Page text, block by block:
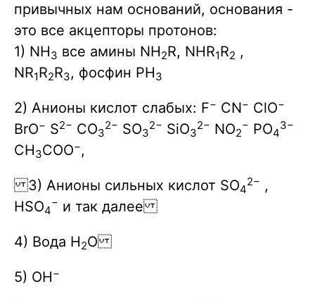
привычных нам оснований, основания -
это все акцепторы протонов:
1) NH3 все амины NH2R, NHR1R2 ,
NR1R2R3, фосфин PH3
2) Анионы кислот слабых: F− CN− ClO−
BrO− S2− CO3
2− SO3
2− SiO3
2− NO2
− PO4
3−
CH3COO−,
3) Анионы сильных кислот SO4
2− ,
HSO4
− и так далее
4) Вода H2O
5) OH−